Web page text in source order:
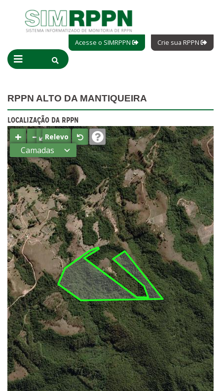
Acesse o SIMRPPN Crie sua RPPN
RPPN ALTO DA MANTIQUEIRA
LOCALIZAÇÃO DA RPPN
+ −⤢Relevo
Camadas
Estados
Municípios
Terras
indígenas
(FUNAI)
UC Federal
UC Estaduais
UC
Municipais
Hidrografia
1:1.000.000
(ANA)
Biomas
(IBGE)
Vegetação
(IBGE)
Rodovias
(IBGE)